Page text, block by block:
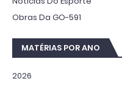
Obras Da GO-591
MATÉRIAS POR ANO
2026